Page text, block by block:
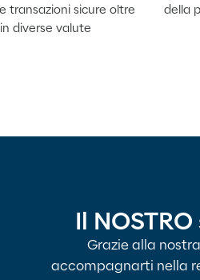
transazioni sicure oltre
diverse valute
della
Il
Grazie alla
accompagnarti nella